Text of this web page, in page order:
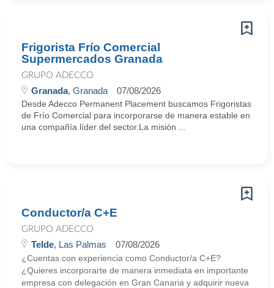
Frigorista Frío Comercial
Supermercados Granada
GRUPO ADECCO
Granada, Granada 07/08/2026
Desde Adecco Permanent Placement buscamos Frigoristas
de Frío Comercial para incorporarse de manera estable en
una compañía líder del sector.La misión ...
Conductor/a C+E
GRUPO ADECCO
Telde, Las Palmas 07/08/2026
¿Cuentas con experiencia como Conductor/a C+E?
¿Quieres incorporarte de manera inmediata en importante
empresa con delegación en Gran Canaria y adquirir nueva